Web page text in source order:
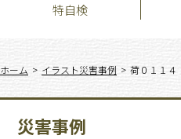
特自検
ホーム イラスト災害事例 荷０１１４
災害事例